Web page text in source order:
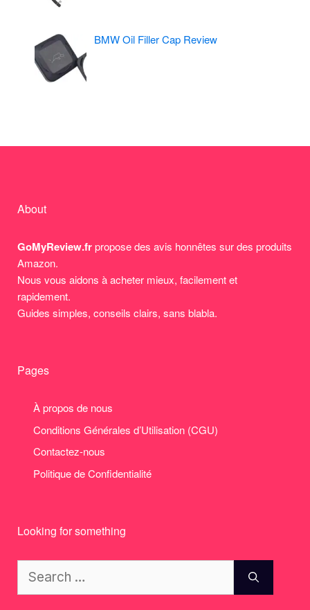
BMW Oil Filler Cap Review
About
GoMyReview.frpropose des avis honnêtes sur des produits
Amazon.
Nous vous aidons à acheter mieux, facilement et
rapidement.
Guides simples, conseils clairs, sans blabla.
Pages
À propos de nous
Conditions Générales d’Utilisation (CGU)
Contactez-nous
Politique de Confidentialité
Looking for something
for: